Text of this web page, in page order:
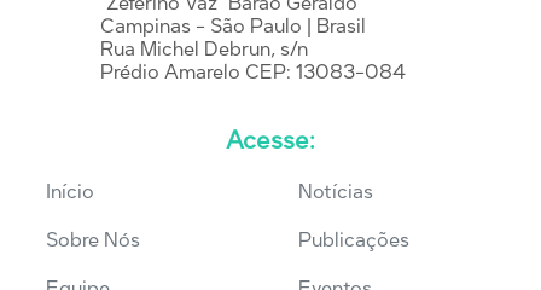
Campinas - São Paulo | Brasil
Rua Michel Debrun, s/n
Prédio Amarelo CEP: 13083-084
Acesse:
Início
Sobre Nós
Notícias
Publicações